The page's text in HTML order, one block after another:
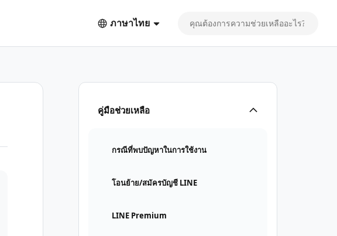
ภาษาไทย
คู่มือช่วยเหลือ
กรณีที่พบปัญหาในการใช้งาน
โอนย้าย/สมัครบัญชี LINE
LINE Premium